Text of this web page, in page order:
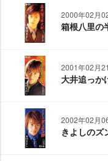
2000年02月
箱根八里の
2001年02月
大井追っか
2002年02月
きよしのズ